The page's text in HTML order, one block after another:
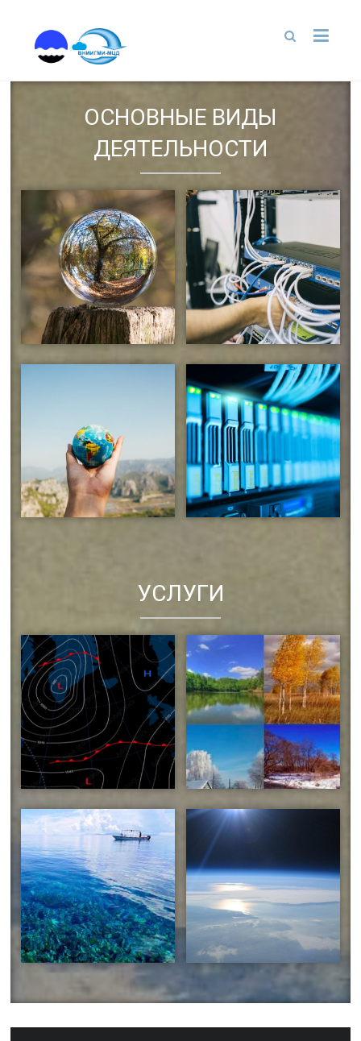
содержимому
ОСНОВНЫЕ ВИДЫ
ДЕЯТЕЛЬНОСТИ
Информационные системы и
технологии
УСЛУГИ
Предоставление данных
метеорологических
наблюдений
Расчет справочных
климатических характеристик
Услуги в области аэрологии и